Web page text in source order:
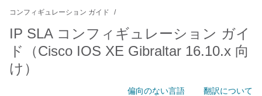
コンフィギュレーション ガイド
IP SLA コンフィギュレーション ガイ
ド（Cisco IOS XE Gibraltar 16.10.x 向
け）
偏向のない言語 翻訳について